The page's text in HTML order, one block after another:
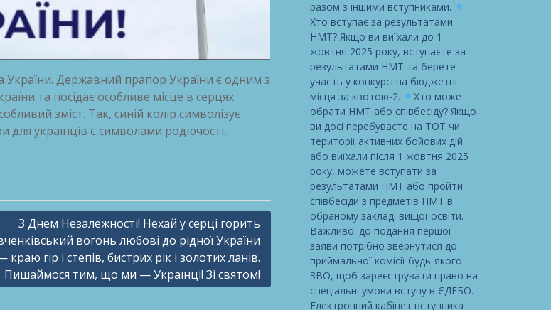
України. Державний прапор України є одним з
та посідає особливе місце в серцях
зміст. Так, синій колір символізує
для українців є символами родючості,
З Днем Незалежності! Нехай у серці горить
вогонь любові до рідної України
краю гір і степів, бистрих рік і золотих ланів.
Пишаймося тим, що ми — Українці! Зі святом!
разом з іншими вступниками.
Хто вступає за результатами
НМТ? Якщо ви виїхали до 1
жовтня 2025 року, вступаєте за
результатами НМТ та берете
участь у конкурсі на бюджетні
місця за квотою-2.
Хто може
обрати НМТ або співбесіду? Якщо
ви досі перебуваєте на ТОТ чи
території активних бойових дій
або виїхали після 1 жовтня 2025
року, можете вступати за
результатами НМТ або пройти
співбесіди з предметів НМТ в
обраному закладі вищої освіти.
Важливо: до подання першої
заяви потрібно звернутися до
приймальної комісії будь-якого
ЗВО, щоб зареєструвати право на
спеціальні умови вступу в ЄДЕБО.
Електронний кабінет вступника